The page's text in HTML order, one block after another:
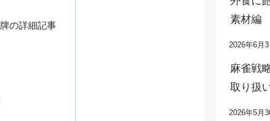
の詳細記事
素材編
2026年6月3
麻雀戦
取り扱
2026年5月